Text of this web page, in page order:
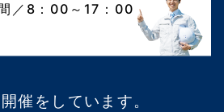
／8：00～17：00
催をしています。